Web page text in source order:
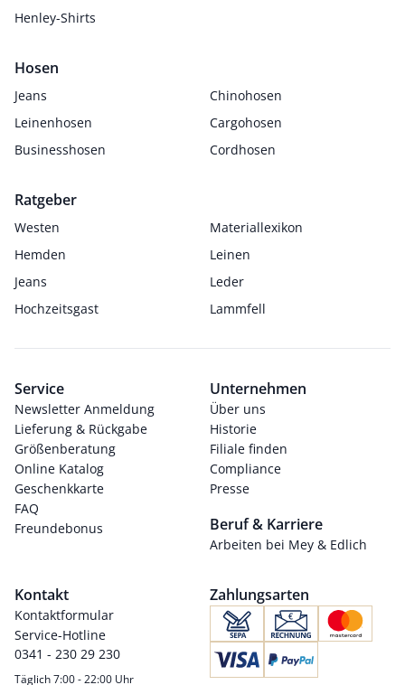
Henley-Shirts
Hosen
Jeans
Chinohosen
Leinenhosen
Cargohosen
Businesshosen
Cordhosen
Ratgeber
Westen
Materiallexikon
Hemden
Leinen
Jeans
Leder
Hochzeitsgast
Lammfell
Service
Newsletter Anmeldung
Lieferung & Rückgabe
Größenberatung
Online Katalog
Geschenkkarte
FAQ
Freundebonus
Unternehmen
Über uns
Historie
Filiale finden
Compliance
Presse
Beruf & Karriere
Arbeiten bei Mey & Edlich
Kontakt
Kontaktformular
Service-Hotline
0341 - 230 29 230
Täglich 7:00 - 22:00 Uhr
Zahlungsarten